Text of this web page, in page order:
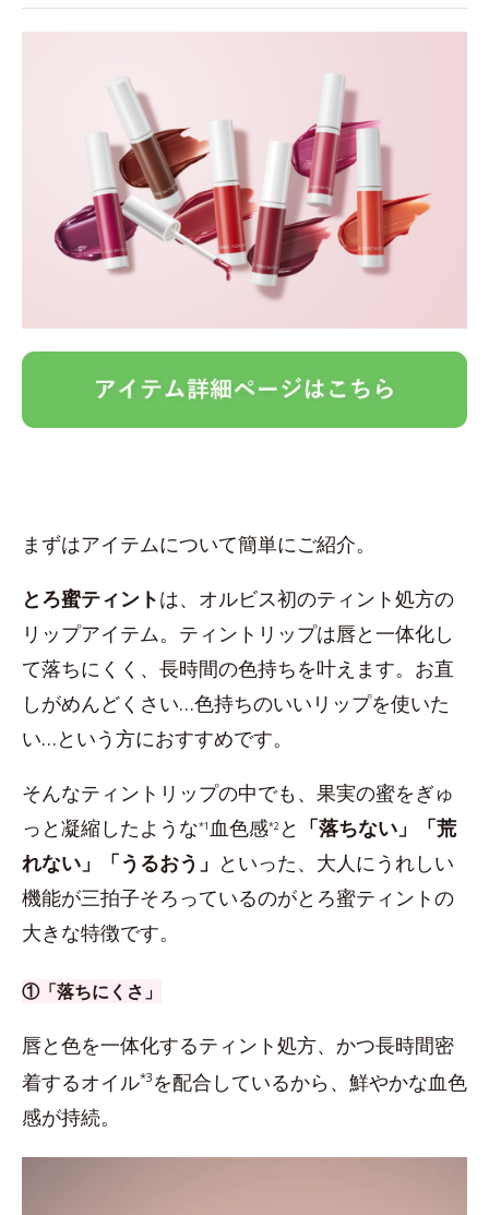
まずはアイテムについて簡単にご紹介。
とろ蜜ティントは、オルビス初のティント処方の
リップアイテム。ティントリップは唇と一体化し
て落ちにくく、長時間の色持ちを叶えます。お直
しがめんどくさい…色持ちのいいリップを使いた
い…という方におすすめです。
そんなティントリップの中でも、果実の蜜をぎゅ
っと凝縮したような*1 血色感*2 と 「落ちない」「荒
れない」「うるおう」 といった、大人にうれしい
機能が三拍子そろっているのがとろ蜜ティントの
大きな特徴です。
①「落ちにくさ」
唇と色を一体化するティント処方、かつ長時間密
着するオイル*3 を配合しているから、鮮やかな血色
感が持続。